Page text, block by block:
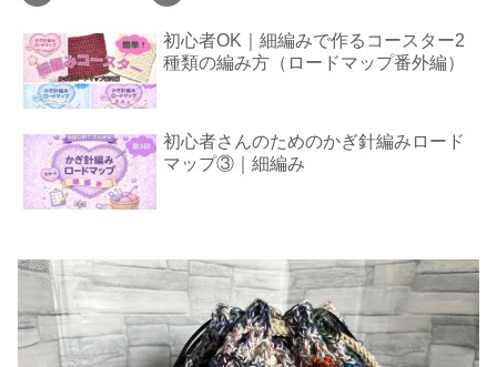
初心者OK｜細編みで作るコースター2
種類の編み方（ロードマップ番外編）
初心者さんのためのかぎ針編みロード
マップ③｜細編み